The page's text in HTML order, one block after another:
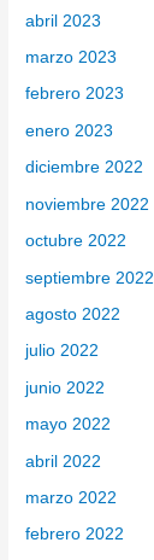
abril 2023
marzo 2023
febrero 2023
enero 2023
diciembre 2022
noviembre 2022
octubre 2022
septiembre 2022
agosto 2022
julio 2022
junio 2022
mayo 2022
abril 2022
marzo 2022
febrero 2022